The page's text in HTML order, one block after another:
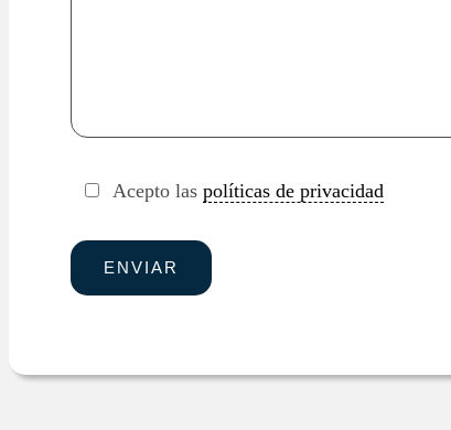
Acepto las políticas de privacidad